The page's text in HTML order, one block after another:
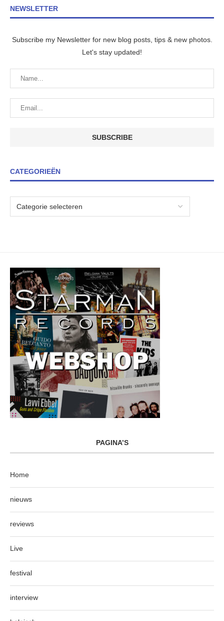
NEWSLETTER
Subscribe my Newsletter for new blog posts, tips & new photos.
Let's stay updated!
CATEGORIEËN
PAGINA’S
Home
nieuws
reviews
Live
festival
interview